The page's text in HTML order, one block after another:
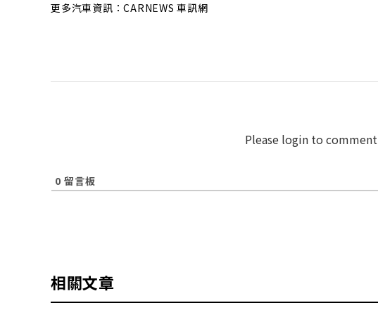
更多汽車資訊：CARNEWS 車訊網
Please login to comment
0 留言板
相關文章